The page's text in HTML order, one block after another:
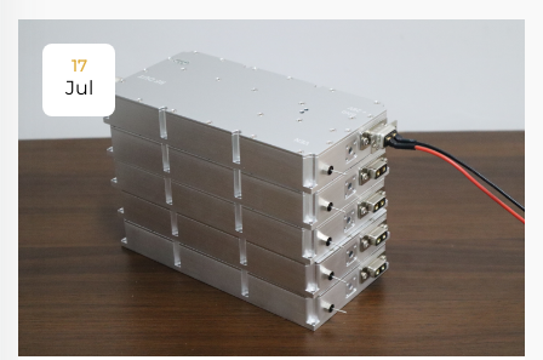
17
Jul